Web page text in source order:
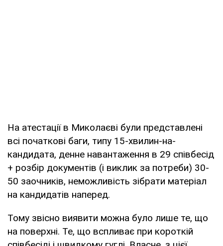
На атестації в Миколаєві були представлені
всі початкові баги, типу 15-хвилин-на-
кандидата, денне навантаження в 29 співбесід
+ розбір документів (і виклик за потреби) 30-
50 заочників, неможливість зібрати матеріал
на кандидатів наперед.
Тому звісно виявити можна було лише те, що
на поверхні. Те, що вспливає при короткій